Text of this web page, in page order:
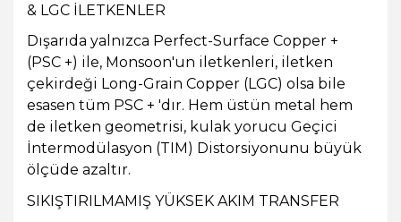
& LGC İLETKENLER
Dışarıda yalnızca Perfect-Surface Copper +
(PSC +) ile, Monsoon'un iletkenleri, iletken
çekirdeği Long-Grain Copper (LGC) olsa bile
esasen tüm PSC + 'dır. Hem üstün metal hem
de iletken geometrisi, kulak yorucu Geçici
İntermodülasyon (TIM) Distorsiyonunu büyük
ölçüde azaltır.
SIKIŞTIRILMAMIŞ YÜKSEK AKIM TRANSFER